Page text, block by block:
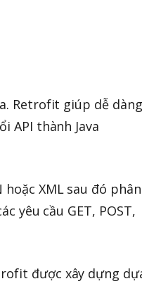
Retrofit giúp dễ dàng
API thành Java
XML sau đó phân
yêu cầu GET, POST,
được xây dựng